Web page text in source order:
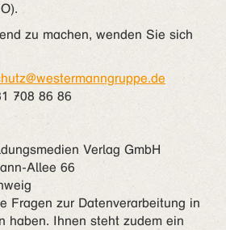
zu machen, wenden Sie sich
708 86 86
Verlag GmbH
Allee 66
Fragen zur Datenverarbeitung in
haben. Ihnen steht zudem ein